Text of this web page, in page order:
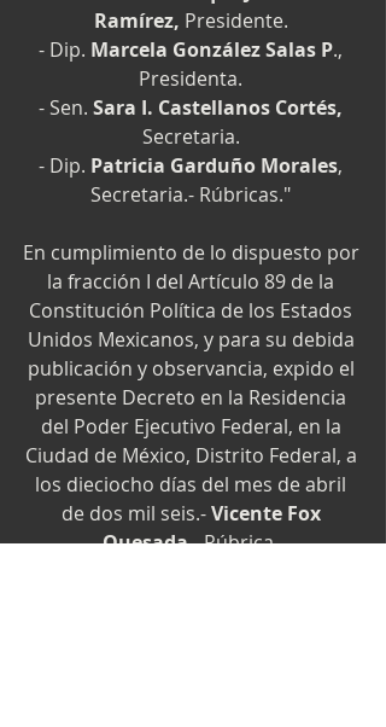
Ramírez, Presidente.
- Dip. Marcela González Salas P.,
Presidenta.
- Sen. Sara I. Castellanos Cortés,
Secretaria.
- Dip. Patricia Garduño Morales,
Secretaria.- Rúbricas."
En cumplimiento de lo dispuesto por
la fracción I del Artículo 89 de la
Constitución Política de los Estados
Unidos Mexicanos, y para su debida
publicación y observancia, expido el
presente Decreto en la Residencia
del Poder Ejecutivo Federal, en la
Ciudad de México, Distrito Federal, a
los dieciocho días del mes de abril
de dos mil seis.- Vicente Fox
Quesada.- Rúbrica.